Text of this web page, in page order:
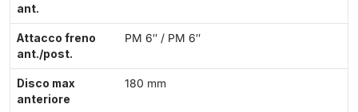
ant.
Attacco freno
ant./post.
PM 6″ / PM 6″
Disco max
anteriore
180 mm